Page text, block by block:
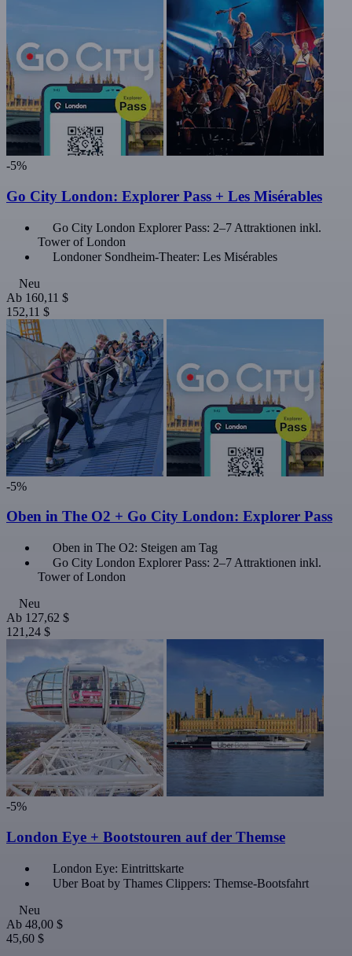
-5%
Go City London: Explorer Pass + Les Misérables
Go City London Explorer Pass: 2–7 Attraktionen inkl.
Tower of London
Londoner Sondheim-Theater: Les Misérables
Neu
Ab 160,11 $
152,11 $
-5%
Oben in The O2 + Go City London: Explorer Pass
Oben in The O2: Steigen am Tag
Go City London Explorer Pass: 2–7 Attraktionen inkl.
Tower of London
Neu
Ab 127,62 $
121,24 $
-5%
London Eye + Bootstouren auf der Themse
London Eye: Eintrittskarte
Uber Boat by Thames Clippers: Themse-Bootsfahrt
Neu
Ab 48,00 $
45,60 $